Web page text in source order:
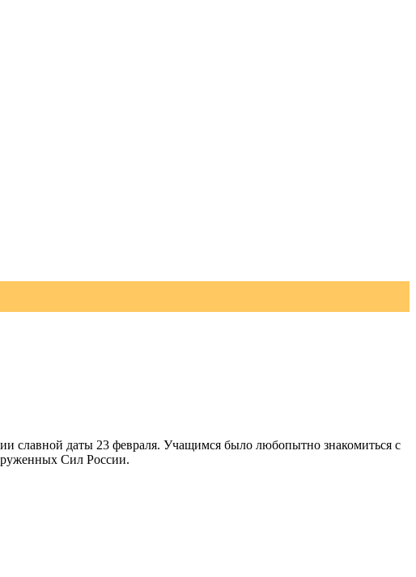
славной даты 23 февраля. Учащимся было любопытно знакомиться с
Сил России.